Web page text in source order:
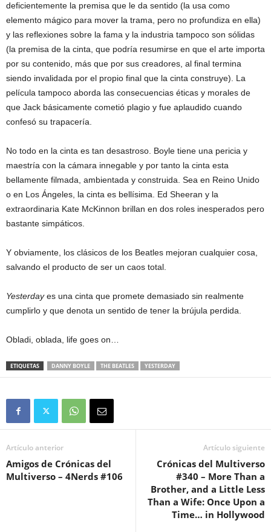
deficientemente la premisa que le da sentido (la usa como
elemento mágico para mover la trama, pero no profundiza en ella)
y las reflexiones sobre la fama y la industria tampoco son sólidas
(la premisa de la cinta, que podría resumirse en que el arte importa
por su contenido, más que por sus creadores, al final termina
siendo invalidada por el propio final que la cinta construye). La
película tampoco aborda las consecuencias éticas y morales de
que Jack básicamente cometió plagio y fue aplaudido cuando
confesó su trapacería.
No todo en la cinta es tan desastroso. Boyle tiene una pericia y
maestría con la cámara innegable y por tanto la cinta esta
bellamente filmada, ambientada y construida. Sea en Reino Unido
o en Los Ángeles, la cinta es bellísima. Ed Sheeran y la
extraordinaria Kate McKinnon brillan en dos roles inesperados pero
bastante simpáticos.
Y obviamente, los clásicos de los Beatles mejoran cualquier cosa,
salvando el producto de ser un caos total.
Yesterdayes una cinta que promete demasiado sin realmente
cumplirlo y que denota un sentido de tener la brújula perdida.
Obladi, oblada, life goes on…
ETIQUETAS DANNY BOYLE THE BEATLES YESTERDAY
Artículo anterior
Amigos de Crónicas del
Multiverso – 4Nerds #106
Artículo siguiente
Crónicas del Multiverso
#340 – More Than a
Brother, and a Little Less
Than a Wife: Once Upon a
Time… in Hollywood